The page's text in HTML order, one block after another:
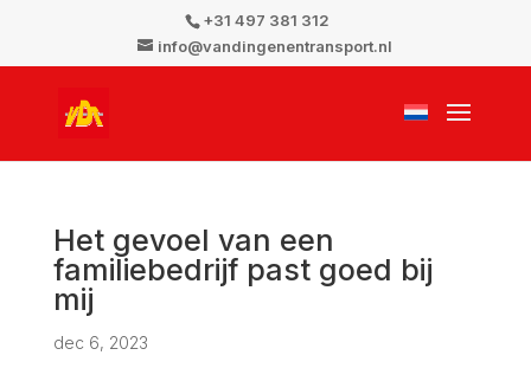
+31 497 381 312
info@vandingenentransport.nl
Het gevoel van een
familiebedrijf past goed bij
mij
dec 6, 2023